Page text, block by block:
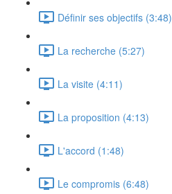
Définir ses objectifs (3:48)
La recherche (5:27)
La visite (4:11)
La proposition (4:13)
L'accord (1:48)
Le compromis (6:48)